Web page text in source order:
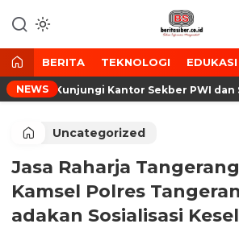
ke
konten
BeritaSiber.co.id
Media Tanggap Dan
BERITA TEKNOLOGI EDUKASI
NEWSKunjungi Kantor Sekber PWI dan
Uncategorized
Jasa Raharja
Kamsel Polres
adakan Sosialisasi